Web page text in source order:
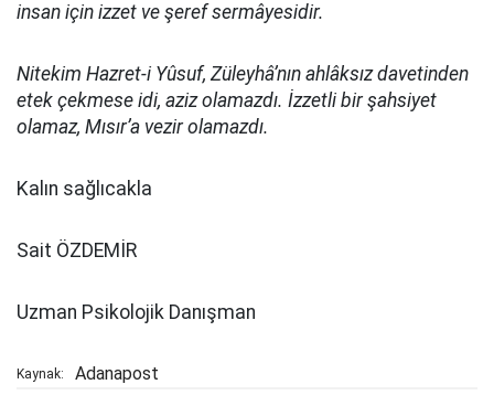
insan için izzet ve şeref sermâyesidir.
Nitekim Hazret-i Yûsuf, Züleyhâ’nın ahlâksız davetinden
etek çekmese idi, aziz olamazdı. İzzetli bir şahsiyet
olamaz, Mısır’a vezir olamazdı.
Kalın sağlıcakla
Sait ÖZDEMİR
Uzman Psikolojik Danışman
Kaynak: Adanapost